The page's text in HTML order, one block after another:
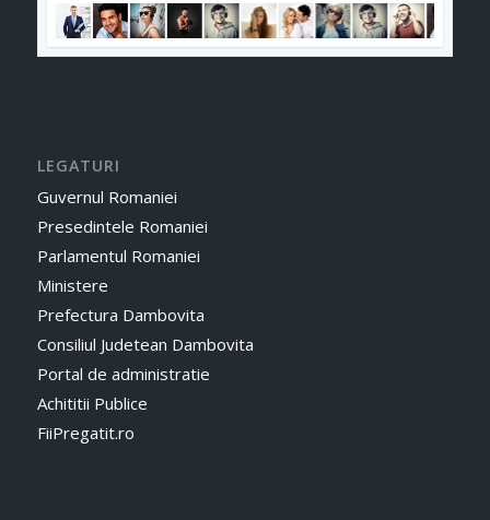
LEGATURI
Guvernul Romaniei
Presedintele Romaniei
Parlamentul Romaniei
Ministere
Prefectura Dambovita
Consiliul Judetean Dambovita
Portal de administratie
Achititii Publice
FiiPregatit.ro